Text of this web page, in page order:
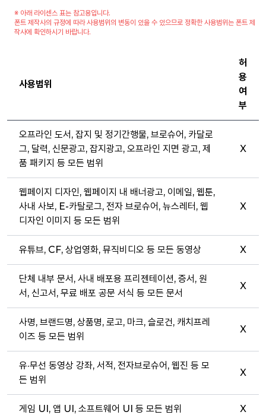
※ 아래 라이센스 표는 참고용입니다.
폰트 제작사의 규정에 따라 사용범위의 변동이 있을 수 있으므로 정확한 사용범위는 폰트 제
작사에 확인하시기 바랍니다.
사용범위
허
용
여
부
오프라인 도서, 잡지 및 정기간행물, 브로슈어, 카달로
그, 달력, 신문광고, 잡지광고, 오프라인 지면 광고, 제
품 패키지 등 모든 범위
X
웹페이지 디자인, 웹페이지 내 배너광고, 이메일, 웹툰,
사내 사보, E-카탈로그, 전자 브로슈어, 뉴스레터, 웹
디자인 이미지 등 모든 범위
X
유튜브, CF, 상업영화, 뮤직비디오 등 모든 동영상 X
단체 내부 문서, 사내 배포용 프리젠테이션, 증서, 원
서, 신고서, 무료 배포 공문 서식 등 모든 문서
X
사명, 브랜드명, 상품명, 로고, 마크, 슬로건, 캐치프레
이즈 등 모든 범위
X
유·무선 동영상 강좌, 서적, 전자브로슈어, 웹진 등 모
든 범위
X
게임 UI, 앱 UI, 소프트웨어 UI 등 모든 범위 X